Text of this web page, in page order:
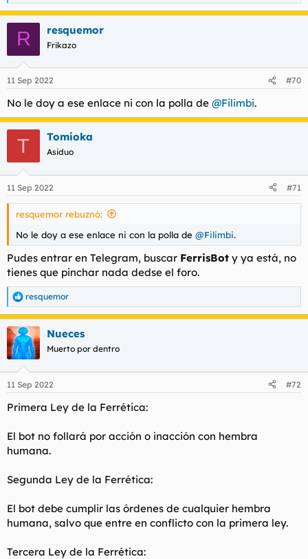
e
a
e
:
R resquemor
Frikazo
11 Sep 2022 #70
No le doy a ese enlace ni con la polla de @Filimbi.
T Tomioka
Asiduo
11 Sep 2022 #71
resquemor rebuznó:
No le doy a ese enlace ni con la polla de @Filimbi.
Pudes entrar en Telegram, buscar FerrisBot y ya está, no
tienes que pinchar nada dedse el foro.
R
e
a
c
c
i
e
:
resquemor
Nueces
Muerto por dentro
11 Sep 2022 #72
Primera Ley de la Ferrética:
El bot no follará por acción o inacción con hembra
humana.
Segunda Ley de la Ferrética:
El bot debe cumplir las órdenes de cualquier hembra
humana, salvo que entre en conflicto con la primera ley.
Tercera Ley de la Ferrética: